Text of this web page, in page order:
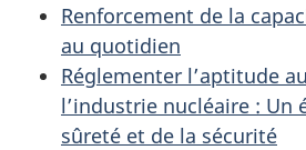
Renforcement de la
au quotidien
Réglementer l’aptitude
l’industrie nucléaire : Un
sûreté et de la sécurité